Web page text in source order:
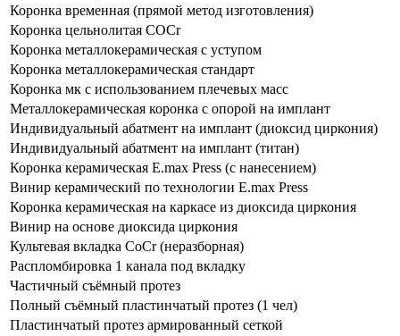
Коронка временная (прямой метод изготовления)
Коронка цельнолитая COCr
Коронка металлокерамическая с уступом
Коронка металлокерамическая стандарт
Коронка мк с использованием плечевых масс
Металлокерамическая коронка с опорой на имплант
Индивидуальный абатмент на имплант (диоксид циркония)
Индивидуальный абатмент на имплант (титан)
Коронка керамическая E.max Press (с нанесением)
Винир керамический по технологии E.max Press
Коронка керамическая на каркасе из диоксида циркония
Винир на основе диоксида циркония
Культевая вкладка CoCr (неразборная)
Распломбировка 1 канала под вкладку
Частичный съёмный протез
Полный съёмный пластинчатый протез (1 чел)
Пластинчатый протез армированный сеткой